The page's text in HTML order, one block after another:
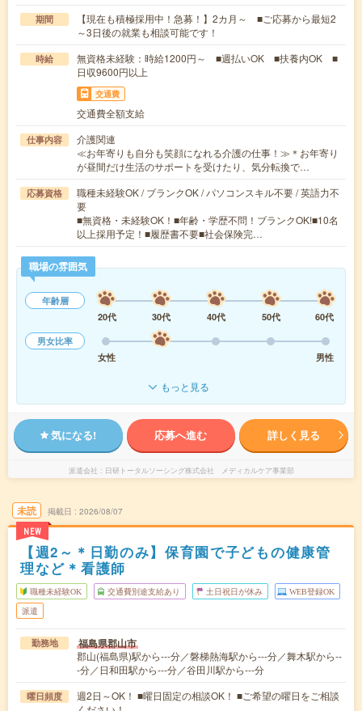
期間
【現在も積極採用中！急募！】2カ月～ ■ご応募から最短2
～3日後の就業も相談可能です！
時給
無資格未経験：時給1200円～ ■週払いOK ■扶養内OK ■
日収9600円以上
交通費
交通費全額支給
仕事内容
介護関連
≪お年寄りも自分も笑顔になれる介護の仕事！≫＊お年寄り
が昼間だけ生活のサポートを受けたり、気分転換で…
応募資格
職種未経験OK / ブランクOK / パソコンスキル不要 / 英語力不
要
■無資格・未経験OK！■年齢・学歴不問！ブランクOK!■10名
以上採用予定！■履歴書不要■社会保険完…
職場の雰囲気
年齢層
20代
30代 40代 50代
60代
男女比率
女性
男性
もっと見る
気になる! 応募へ進む 詳しく見る
派遣会社 日研トータルソーシング株式会社 メディカルケア事業部
未読
NEW
掲載日 2026/08/07
【週2～＊日勤のみ】保育園で子どもの健康管
理など＊看護師
職種未経験OK 交通費別途支給あり 土日祝日が休み WEB登録OK
派遣
勤務地 福島県郡山市
郡山(福島県)駅から---分／磐梯熱海駅から---分／舞木駅から--
-分／日和田駅から---分／谷田川駅から---分
曜日頻度
週2日～OK！ ■曜日固定の相談OK！ ■ご希望の曜日をご相談